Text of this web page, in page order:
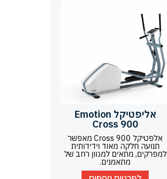
אליפטיקל Emotion
Cross 900
אלפטיקל Cross 900 מאפשר
תנועה חלקה מאוד וידידותית
למפרקים, מתאים למגוון רחב של
מתאמנים.